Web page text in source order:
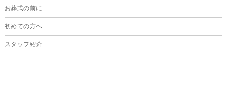
お葬式の前に
初めての方へ
スタッフ紹介